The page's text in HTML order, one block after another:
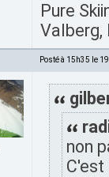
Pure
Valberg,
Posté à 15h35 le
non
C'est